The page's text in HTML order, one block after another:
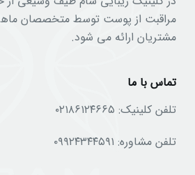
مراقبت از پوست توسط متخصصان
مشتریان ارائه می شود.
تماس با ما
تلفن کلینیک: ۰۲۱۸۶۱۲۴۶۶۵
تلفن مشاوره: ۰۹۹۲۴۳۴۴۵۹۱